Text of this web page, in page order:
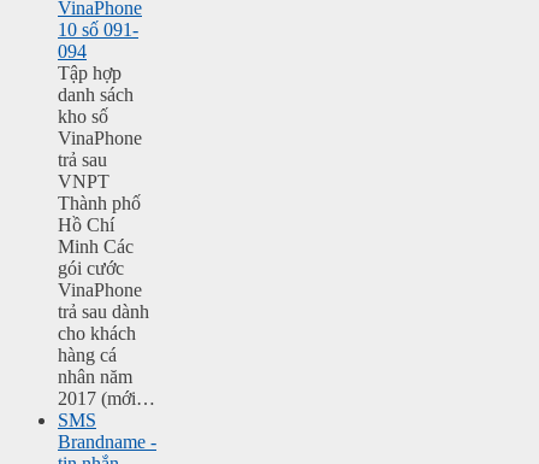
VinaPhone
10 số 091-
094
Tập hợp
danh sách
kho số
VinaPhone
trả sau
VNPT
Thành phố
Hồ Chí
Minh Các
gói cước
VinaPhone
trả sau dành
cho khách
hàng cá
nhân năm
2017 (mới…
SMS
Brandname -